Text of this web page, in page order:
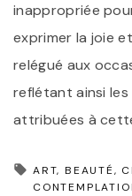
inappropriée
exprimer la joie
relégué aux
reflétant ainsi
attribuées à
ART BEAUTÉ